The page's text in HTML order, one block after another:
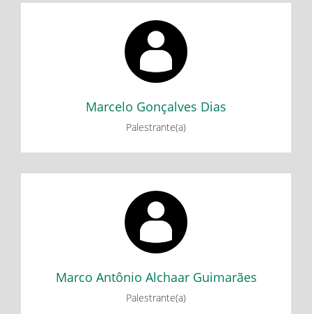
Marcelo Gonçalves Dias
Palestrante(a)
Marcelo Gonçalves Dias
Minicurso: Dispositivos de contagem do tempo: Algumas
histórias e experimentações - Parte 1
Minicurso: Dispositivos de contagem do tempo: Algumas
histórias e experimentações - Parte 2
Marco Antônio Alchaar Guimarães
Palestrante(a)
Marco Antônio Alchaar Guimarães
Minicurso: Introdução à programação e robótica com o
Arduino